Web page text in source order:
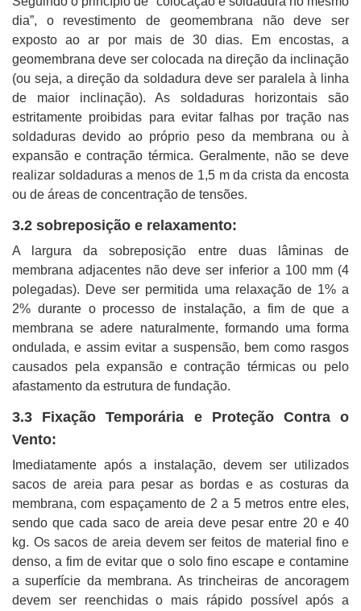
dia”, o revestimento de geomembrana não deve ser
exposto ao ar por mais de 30 dias. Em encostas, a
geomembrana deve ser colocada na direção da inclinação
(ou seja, a direção da soldadura deve ser paralela à linha
de maior inclinação). As soldaduras horizontais são
estritamente proibidas para evitar falhas por tração nas
soldaduras devido ao próprio peso da membrana ou à
expansão e contração térmica. Geralmente, não se deve
realizar soldaduras a menos de 1,5 m da crista da encosta
ou de áreas de concentração de tensões.
3.2 sobreposição e relaxamento:
A largura da sobreposição entre duas lâminas de
membrana adjacentes não deve ser inferior a 100 mm (4
polegadas). Deve ser permitida uma relaxação de 1% a
2% durante o processo de instalação, a fim de que a
membrana se adere naturalmente, formando uma forma
ondulada, e assim evitar a suspensão, bem como rasgos
causados pela expansão e contração térmicas ou pelo
afastamento da estrutura de fundação.
3.3 Fixação Temporária e Proteção Contra o
Vento:
Imediatamente após a instalação, devem ser utilizados
sacos de areia para pesar as bordas e as costuras da
membrana, com espaçamento de 2 a 5 metros entre eles,
sendo que cada saco de areia deve pesar entre 20 e 40
kg. Os sacos de areia devem ser feitos de material fino e
denso, a fim de evitar que o solo fino escape e contamine
a superfície da membrana. As trincheiras de ancoragem
devem ser reenchidas o mais rápido possível após a